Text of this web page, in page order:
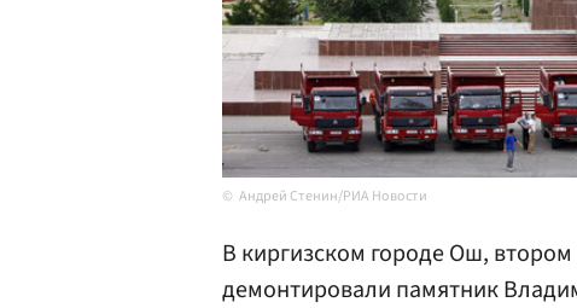
Андрей Стенин/РИА Новости
В киргизском городе Ош,
демонтировали памятник